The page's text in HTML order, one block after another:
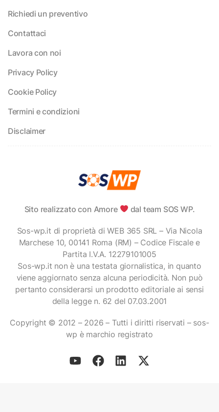
Richiedi un preventivo
Contattaci
Lavora con noi
Privacy Policy
Cookie Policy
Termini e condizioni
Disclaimer
Sito realizzato con Amore dal team SOS WP.
Sos-wp.it di proprietà di WEB 365 SRL – Via Nicola
Marchese 10, 00141 Roma (RM) – Codice Fiscale e
Partita I.V.A. 12279101005
Sos-wp.it non è una testata giornalistica, in quanto
viene aggiornato senza alcuna periodicità. Non può
pertanto considerarsi un prodotto editoriale ai sensi
della legge n. 62 del 07.03.2001
Copyright © 2012 – 2026 – Tutti i diritti riservati – sos-
wp è marchio registrato